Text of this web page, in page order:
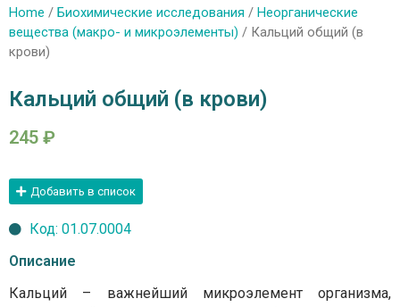
Home / Биохимические исследования / Неорганические
вещества (макро- и микроэлементы) / Кальций общий (в
крови)
Кальций общий (в крови)
245 ₽
Добавить в список
Код: 01.07.0004
Описание
Кальций – важнейший микроэлемент организма,